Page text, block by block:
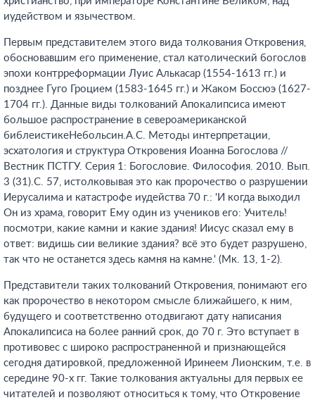
иудейством и язычеством.
Первым представителем этого вида толкования Откровения,
обосновавшим его применение, стал католический богослов
эпохи контрреформации Луис Алькасар (1554-1613 гг.) и
позднее Гуго Гроцием (1583-1645 гг.) и Жаком Боссюэ (1627-
1704 гг.). Данные виды толкований Апокалипсиса имеют
большое распространение в североамериканской
библеистикеНебольсин.А.С. Методы интерпретации,
эсхатология и структура Откровения Иоанна Богослова //
Вестник ПСТГУ. Серия 1: Богословие. Философия. 2010. Вып.
3 (31).С. 57, истолковывая это как пророчество о разрушении
Иерусалима и катастрофе иудейства 70 г.: 'И когда выходил
Он из храма, говорит Ему один из учеников его: Учитель!
посмотри, какие камни и какие здания! Иисус сказал ему в
ответ: видишь сии великие здания? всё это будет разрушено,
так что не останется здесь камня на камне.' (Мк. 13, 1-2).
Представители таких толкований Откровения, понимают его
как пророчество в некотором смысле ближайшего, к ним,
будущего и соответственно отодвигают дату написания
Апокалипсиса на более ранний срок, до 70 г. Это вступает в
противовес с широко распространенной и признающейся
сегодня датировкой, предложенной Иринеем Лионским, т.е. в
середине 90-х гг. Такие толкования актуальны для первых ее
читателей и позволяют относиться к тому, что Откровение